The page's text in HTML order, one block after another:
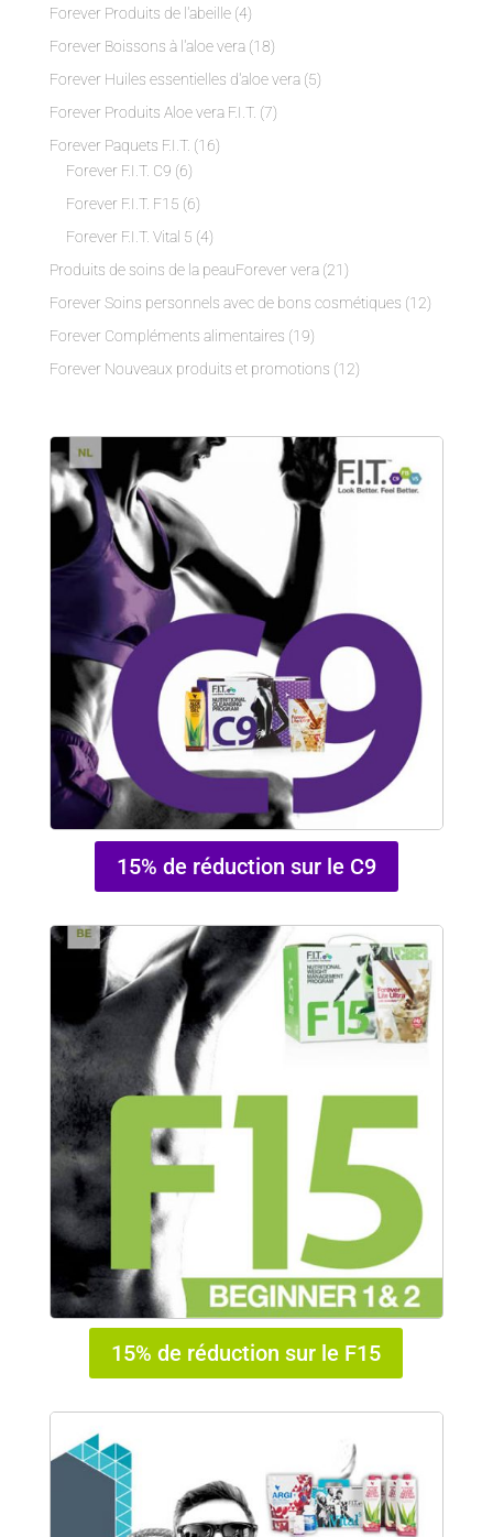
Forever Produits de l'abeille (4)
Forever Boissons à l'aloe vera (18)
Forever Huiles essentielles d'aloe vera (5)
Forever Produits Aloe vera F.I.T. (7)
Forever Paquets F.I.T. (16)
Forever F.I.T. C9 (6)
Forever F.I.T. F15 (6)
Forever F.I.T. Vital 5 (4)
Produits de soins de la peauForever vera (21)
Forever Soins personnels avec de bons cosmétiques (12)
Forever Compléments alimentaires (19)
Forever Nouveaux produits et promotions (12)
15% de réduction sur le C9
15% de réduction sur le F15